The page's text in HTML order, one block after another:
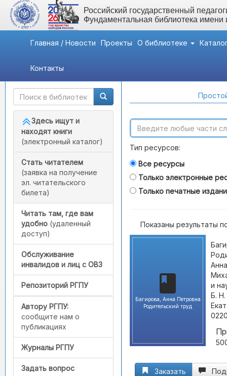
Российский государственный
Фундаментальная библиотека
Главная / Новости Проекты О библиотеке
Контакты
Быстрый доступ
Здесь ищут и
находят книги
(электронный каталог)
Стать читателем
(заявка на получение
эл. читательского
билета)
Читать там, где вам
удобно (удаленный
доступ)
Обслуживание
инвалидов и лиц с ОВЗ
Репозиторий РГПУ
Автору РГПУ:
сообщите нам о
публикациях
Журналы РГПУ
Задать вопрос
Тип ресурсов:
Все ресурсы
Только электронные
Только печатные
Показаны результаты
Багирова, Анна Петровна
Родительский труд
и
Б.
Заказать